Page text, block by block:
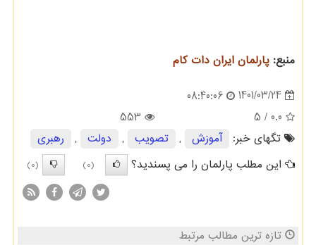
منبع: پارلمان ایران دات كام
1401/03/24
08:40:06
0.0
/ 5
553
تگهای خبر:
آموزش , تصویب , دولت ,
رهبری
این مطلب پارلمان را می پسندید؟
(0)
(0)
تازه ترین مطالب مرتبط